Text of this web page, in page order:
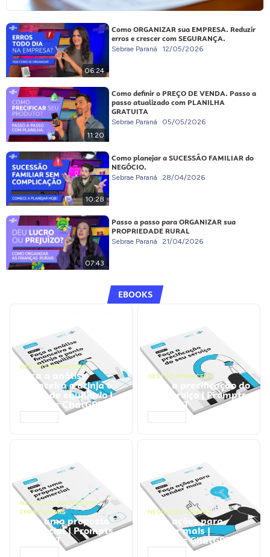
06:24
Como ORGANIZAR sua EMPRESA. Reduzir
erros e crescer com SEGURANÇA.
Sebrae Paraná 12/05/2026
11:20
Como definir o PREÇO DE VENDA. Passo a
passo atualizado com PLANILHA
GRATUITA
Sebrae Paraná 05/05/2026
10:28
Como planejar a SUCESSÃO FAMILIAR do
NEGÓCIO.
Sebrae Paraná 28/04/2026
07:43
Passo a passo para ORGANIZAR sua
PROPRIEDADE RURAL
Sebrae Paraná 21/04/2026
EBOOKS
GESTÃO FINANCEIRA
Faça a análise
financeira e atinja o
ponto de equilíbrio |
Prompts ChatGPT
GESTÃO FINANCEIRA
Faça a precificação do
seu serviço | Prompts
ChatGPT
NEGÓCIOS, PROCESSOS
EMPRESARIAIS
Faça uma proposta
comercial | Prompts
ChatGPT
NEGÓCIOS, VENDAS
Faça ações para
vender mais |
Prompts ChatGPT